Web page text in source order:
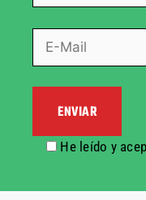
He leído y